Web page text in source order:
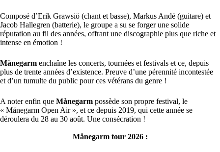
Composé d’Erik Grawsiö (chant et basse), Markus Andé (guitare) et
Jacob Hallegren (batterie), le groupe a su se forger une solide
réputation au fil des années, offrant une discographie plus que riche et
intense en émotion !
Månegarm enchaîne les concerts, tournées et festivals et ce, depuis
plus de trente années d’existence. Preuve d’une pérennité incontestée
et d’un tumulte du public pour ces vétérans du genre !
A noter enfin que Månegarm possède son propre festival, le
« Månegarm Open Air », et ce depuis 2019, qui cette année se
déroulera du 28 au 30 août. Une consécration !
Månegarm tour 2026 :